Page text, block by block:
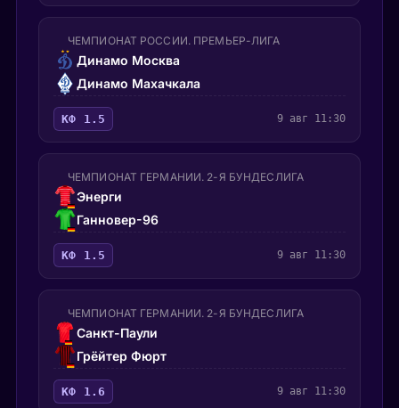
ЧЕМПИОНАТ РОССИИ. ПРЕМЬЕР-ЛИГА
Динамо Москва
Динамо Махачкала
КФ 1.5 9 авг 11:30
ЧЕМПИОНАТ ГЕРМАНИИ. 2-Я БУНДЕСЛИГА
Энерги
Ганновер-96
КФ 1.5 9 авг 11:30
ЧЕМПИОНАТ ГЕРМАНИИ. 2-Я БУНДЕСЛИГА
Санкт-Паули
Грёйтер Фюрт
КФ 1.6 9 авг 11:30